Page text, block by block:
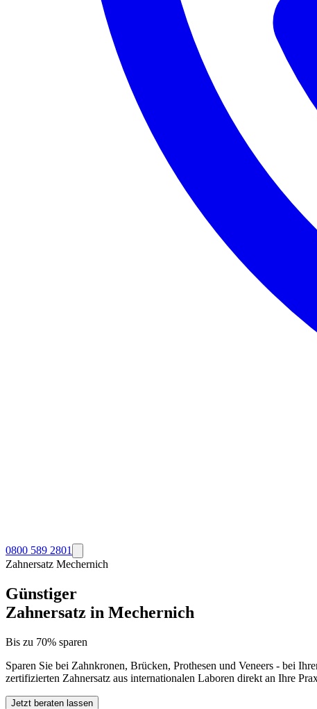
0800 589 2801
Zahnersatz Mechernich
Günstiger
Zahnersatz in Mechernich
Bis zu 70% sparen
Sparen Sie bei Zahnkronen, Brücken, Prothesen und Veneers - bei
zertifizierten Zahnersatz aus internationalen Laboren direkt an Ihre
Jetzt beraten lassen